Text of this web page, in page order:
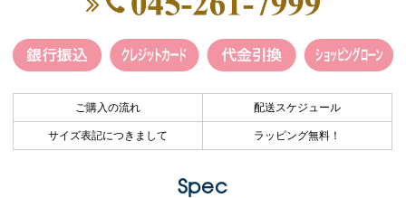
ご購入の流れ 配送スケジュール
サイズ表記につきまして ラッピング無料！
Spec